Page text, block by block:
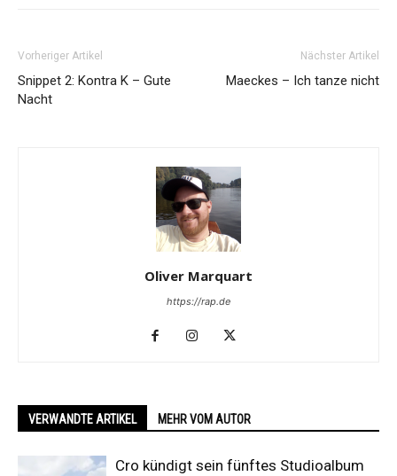
Vorheriger Artikel
Snippet 2: Kontra K – Gute
Nacht
Nächster Artikel
Maeckes – Ich tanze nicht
Oliver Marquart
https://rap.de
VERWANDTE ARTIKEL MEHR VOM AUTOR
Cro kündigt sein fünftes Studioalbum